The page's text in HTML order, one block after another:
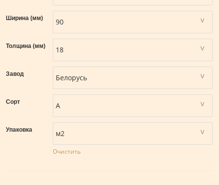
Ширина (мм)
Толщина (мм)
Завод
Сорт
Упаковка
Очистить